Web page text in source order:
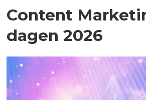
Content
dagen 2026